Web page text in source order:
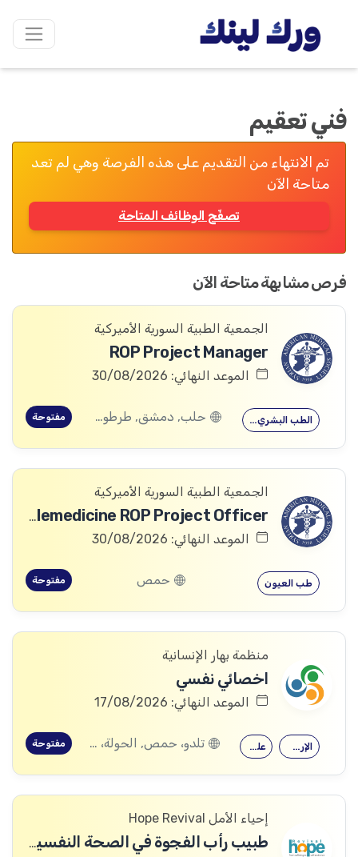
فني تعقيم
تم الانتهاء من التقديم على هذه الفرصة وهي لم تعد
متاحة الآن
تصفّح الوظائف المتاحة
فرص مشابهة متاحة الآن
الجمعية الطبية السورية الأميركية
ROP Project Manager
الموعد النهائي: 30/08/2026
الطب البشري… حلب, دمشق, طرطوس, ريف دمشق, ديرالزور, درعا, السويداء, إدلب, القنيطرة, اللاذقية, الرقة, حمص, الحسكة, حماة مفتوحة
الجمعية الطبية السورية الأميركية
Telemedicine ROP Project Officer
الموعد النهائي: 30/08/2026
طب العيون حمص مفتوحة
منظمة بهار الإنسانية
اخصائي نفسي
الموعد النهائي: 17/08/2026
علم النفس الإرشاد النفسي تلدو، حمص, الحولة، حمص مفتوحة
إحياء الأمل Hope Revival
طبيب رأب الفجوة في الصحة النفسية (mhGAP Doctor)